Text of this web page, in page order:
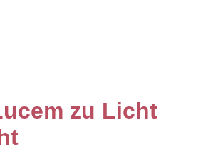
zu Licht